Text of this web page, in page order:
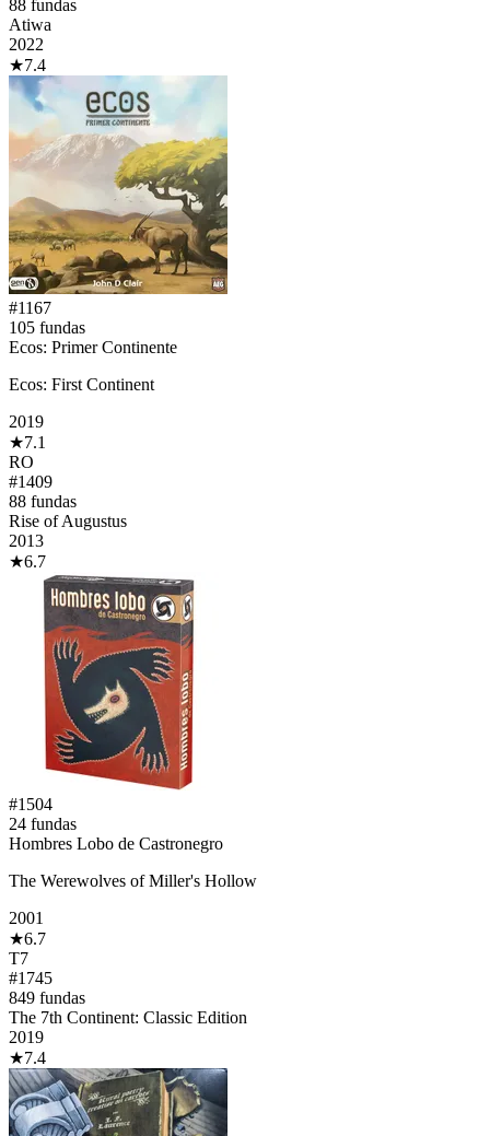
88 fundas
Atiwa
2022
★7.4
#1167
105 fundas
Ecos: Primer Continente
Ecos: First Continent
2019
★7.1
RO
#1409
88 fundas
Rise of Augustus
2013
★6.7
#1504
24 fundas
Hombres Lobo de Castronegro
The Werewolves of Miller's Hollow
2001
★6.7
T7
#1745
849 fundas
The 7th Continent: Classic Edition
2019
★7.4